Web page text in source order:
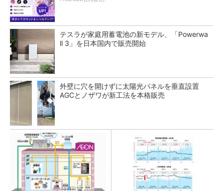
テスラが家庭用蓄電池の新モデル、「Powerwa
ll 3」を日本国内で販売開始
外壁に穴を開けずに太陽光パネルを垂直設置
AGCとノザワが新工法を本格販売